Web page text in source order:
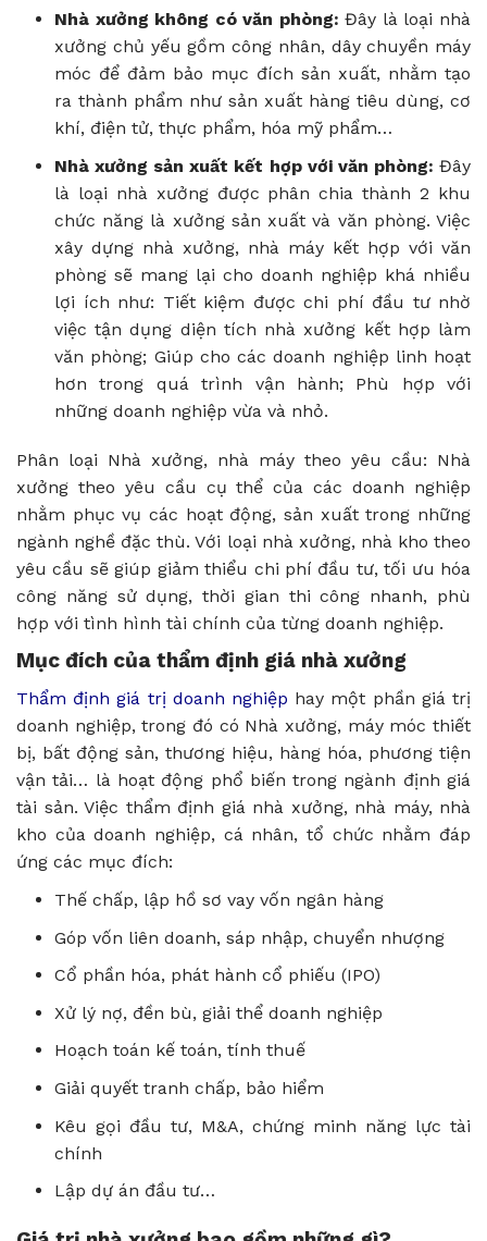
Nhà xưởng không có văn phòng:Đây là loại nhà
xưởng chủ yếu gồm công nhân, dây chuyền máy
móc để đảm bảo mục đích sản xuất, nhằm tạo
ra thành phẩm như sản xuất hàng tiêu dùng, cơ
khí, điện tử, thực phẩm, hóa mỹ phẩm…
Nhà xưởng sản xuất kết hợp với văn phòng: Đây
là loại nhà xưởng được phân chia thành 2 khu
chức năng là xưởng sản xuất và văn phòng. Việc
xây dựng nhà xưởng, nhà máy kết hợp với văn
phòng sẽ mang lại cho doanh nghiệp khá nhiều
lợi ích như: Tiết kiệm được chi phí đầu tư nhờ
việc tận dụng diện tích nhà xưởng kết hợp làm
văn phòng; Giúp cho các doanh nghiệp linh hoạt
hơn trong quá trình vận hành; Phù hợp với
những doanh nghiệp vừa và nhỏ.
Phân loại Nhà xưởng, nhà máy theo yêu cầu: Nhà
xưởng theo yêu cầu cụ thể của các doanh nghiệp
nhằm phục vụ các hoạt động, sản xuất trong những
ngành nghề đặc thù. Với loại nhà xưởng, nhà kho theo
yêu cầu sẽ giúp giảm thiểu chi phí đầu tư, tối ưu hóa
công năng sử dụng, thời gian thi công nhanh, phù
hợp với tình hình tài chính của từng doanh nghiệp.
Mục đích của thẩm định giá nhà xưởng
Thẩm định giá trị doanh nghiệp hay một phần giá trị
doanh nghiệp, trong đó có Nhà xưởng, máy móc thiết
bị, bất động sản, thương hiệu, hàng hóa, phương tiện
vận tải… là hoạt động phổ biến trong ngành định giá
tài sản. Việc thẩm định giá nhà xưởng, nhà máy, nhà
kho của doanh nghiệp, cá nhân, tổ chức nhằm đáp
ứng các mục đích:
Thế chấp, lập hồ sơ vay vốn ngân hàng
Góp vốn liên doanh, sáp nhập, chuyển nhượng
Cổ phần hóa, phát hành cổ phiếu (IPO)
Xử lý nợ, đền bù, giải thể doanh nghiệp
Hoạch toán kế toán, tính thuế
Giải quyết tranh chấp, bảo hiểm
Kêu gọi đầu tư, M&A, chứng minh năng lực tài
chính
Lập dự án đầu tư…